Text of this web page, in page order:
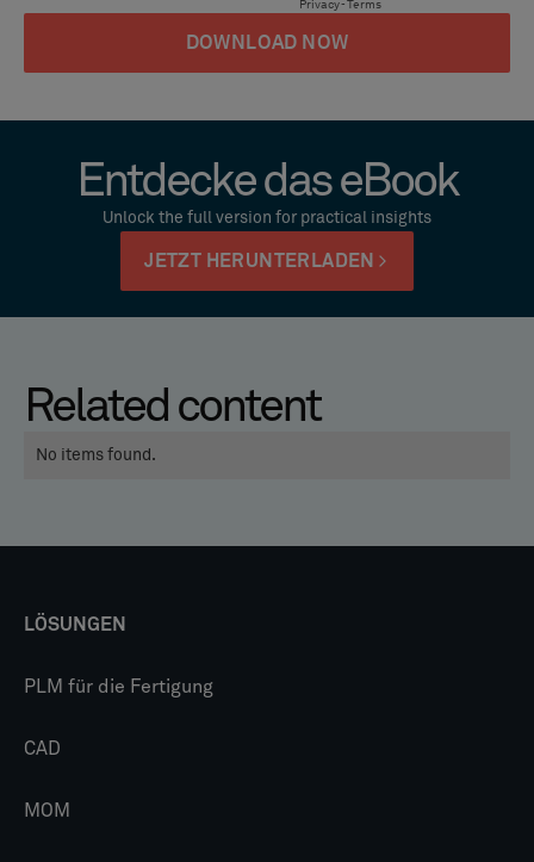
Entdecke das eBook
Unlock the full version for practical insights
JETZT HERUNTERLADEN
Related content
No items found.
LÖSUNGEN
PLM für die Fertigung
CAD
MOM